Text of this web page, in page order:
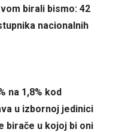
birali bismo: 42
nacionalnih
na 1,8% kod
u izbornoj jedinici
birače u kojoj bi oni